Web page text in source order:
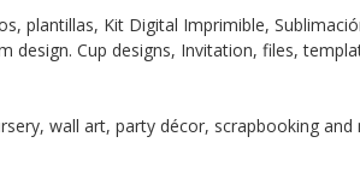
plantillas, Kit Digital Imprimible,
design. Cup designs, Invitation, files,
wall art, party décor, scrapbooking